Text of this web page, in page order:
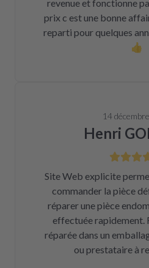
revenue et fonctionne
prix c est une bonne
reparti pour quelques
👍
14
Henri
Site Web explicite
commander la pièce
réparer une pièce
effectuée rapidement.
réparée dans un
ou prestataire à